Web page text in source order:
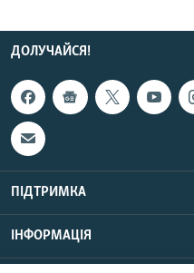
ДОЛУЧАЙСЯ!
ПІДТРИМКА
ІНФОРМАЦІЯ